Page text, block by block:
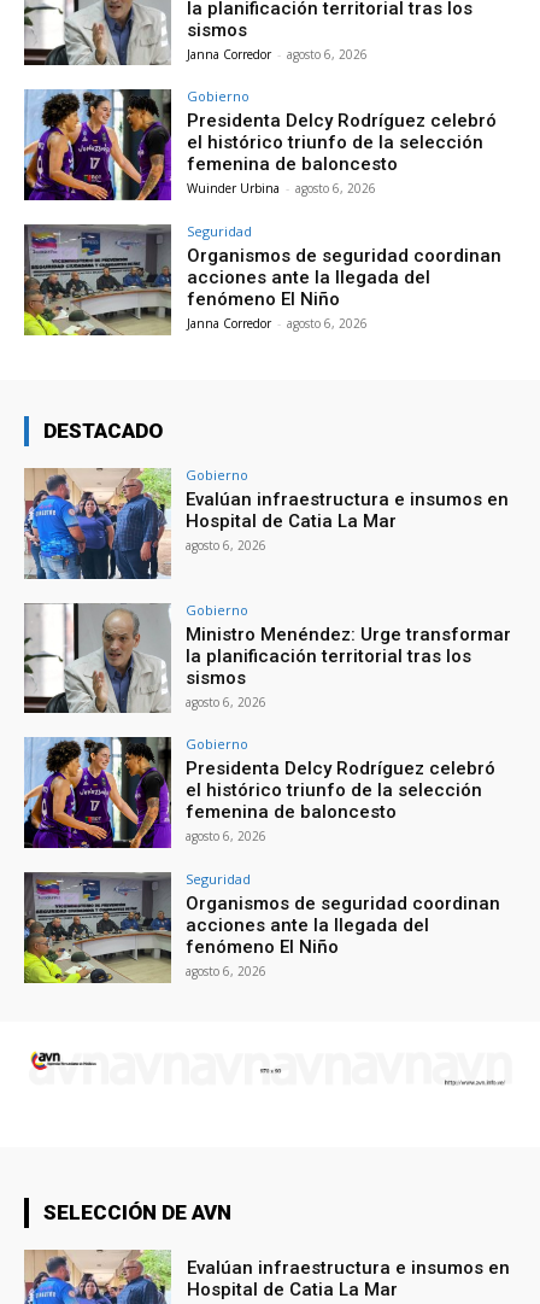
la planificación territorial tras los
sismos
Janna Corredor - agosto 6, 2026
Gobierno
Presidenta Delcy Rodríguez celebró
el histórico triunfo de la selección
femenina de baloncesto
Wuinder Urbina - agosto 6, 2026
Seguridad
Organismos de seguridad coordinan
acciones ante la llegada del
fenómeno El Niño
Janna Corredor - agosto 6, 2026
DESTACADO
Gobierno
Evalúan infraestructura e insumos en
Hospital de Catia La Mar
agosto 6, 2026
Gobierno
Ministro Menéndez: Urge transformar
la planificación territorial tras los
sismos
agosto 6, 2026
Gobierno
Presidenta Delcy Rodríguez celebró
el histórico triunfo de la selección
femenina de baloncesto
agosto 6, 2026
Seguridad
Organismos de seguridad coordinan
acciones ante la llegada del
fenómeno El Niño
agosto 6, 2026
SELECCIÓN DE AVN
Evalúan infraestructura e insumos en
Hospital de Catia La Mar